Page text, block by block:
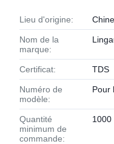
Lieu d'origine: Chine
Nom de la
marque:
Certificat: TDS
Numéro de
modèle:
Pour
Quantité
minimum de
commande:
1000